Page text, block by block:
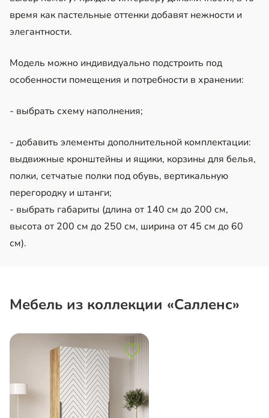
время как пастельные оттенки добавят нежности и
элегантности.
Модель можно индивидуально подстроить под
особенности помещения и потребности в хранении:
- выбрать схему наполнения;
- добавить элементы дополнительной комплектации:
выдвижные кронштейны и ящики, корзины для белья,
полки, сетчатые полки под обувь, вертикальную
перегородку и штанги;
- выбрать габариты (длина от 140 см до 200 см,
высота от 200 см до 250 см, ширина от 45 см до 60
см).
Мебель из коллекции «Салленс»